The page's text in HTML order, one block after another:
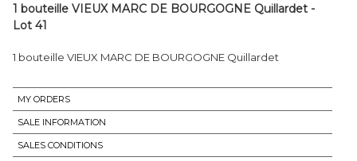
1 bouteille VIEUX MARC DE BOURGOGNE Quillardet -
Lot 41
1 bouteille VIEUX MARC DE BOURGOGNE Quillardet
MY ORDERS
SALE INFORMATION
SALES CONDITIONS